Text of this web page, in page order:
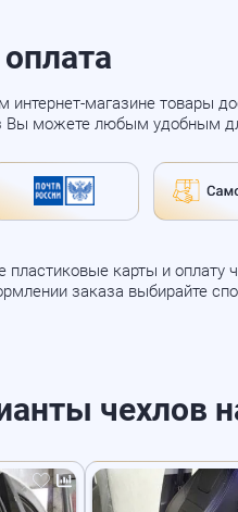
интернет-магазине товары
Вы можете любым удобным
карты и оплату
заказа выбирайте
чехлов